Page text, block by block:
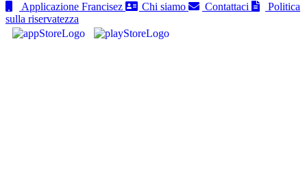
Applicazione Francisez
Chi siamo Contattaci
Politica
sulla riservatezza